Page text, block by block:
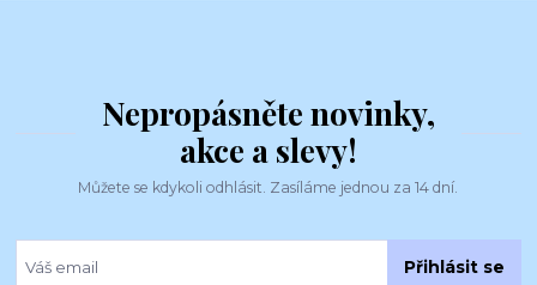
Nepropásněte novinky,
akce a slevy!
Můžete se kdykoli odhlásit. Zasíláme jednou za 14 dní.
Přihlásit se